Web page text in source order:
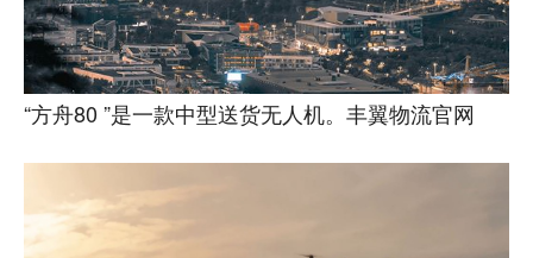
“方舟80 ”是一款中型送货无人机。丰翼物流官网